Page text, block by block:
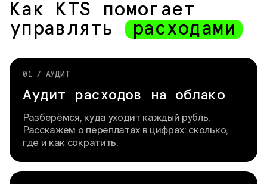
Как KTS помогает
управлять
расходами
01 / АУДИТ
Аудит расходов на облако
Разберёмся, куда уходит каждый рубль.
Расскажем о переплатах в цифрах: сколько,
где и как сократить.